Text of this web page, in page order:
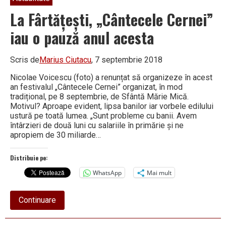
La Fârtățești, „Cântecele Cernei”
iau o pauză anul acesta
Scris de Marius Ciutacu, 7 septembrie 2018
Nicolae Voicescu (foto) a renunțat să organizeze în acest
an festivalul „Cântecele Cernei” organizat, în mod
tradițional, pe 8 septembrie, de Sfântă Mărie Mică.
Motivul? Aproape evident, lipsa banilor iar vorbele edilului
ustură pe toată lumea. „Sunt probleme cu banii. Avem
întârzieri de două luni cu salariile în primărie și ne
apropiem de 30 miliarde…
Distribuie pe:
WhatsApp
Mai mult
Continuareabout
La
Fârtățești,